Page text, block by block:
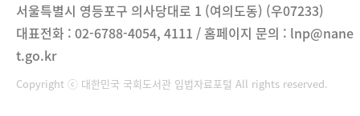
서울특별시 영등포구 의사당대로 1 (여의도동) (우07233)
대표전화 : 02-6788-4054, 4111 / 홈페이지 문의 : lnp@nane
t.go.kr
Copyright ⓒ 대한민국 국회도서관 입법자료포털 All rights reserved.